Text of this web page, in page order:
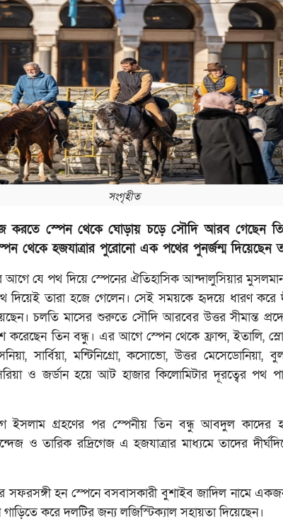
সংগৃহীত
করতে স্পেন থেকে ঘোড়ায় চড়ে সৌদি আরব গেছেন
থেকে হজযাত্রার পুরোনো এক পথের পুনর্জন্ম দিয়েছেন
আগে যে পথ দিয়ে স্পেনের ঐতিহাসিক আন্দালুসিয়ার
দিয়েই তারা হজে গেলেন। সেই সময়কে হৃদয়ে ধারণ করে
চলতি মাসের শুরুতে সৌদি আরবের উত্তর সীমান্ত
করেছেন তিন বন্ধু। এর আগে স্পেন থেকে ফ্রান্স, ইতালি,
সার্বিয়া, মন্টিনিগ্রো, কসোভো, উত্তর মেসেডোনিয়া,
ও জর্ডান হয়ে আট হাজার কিলোমিটার দূরত্বের পথ
গ্রহণের পর স্পেনীয় তিন বন্ধু আবদুল কাদের
ও তারিক রদ্রিগেজ এ হজযাত্রার মাধ্যমে তাদের
সফরসঙ্গী হন স্পেনে বসবাসকারী বুশাইব জাদিল নামে একজন
গাড়িতে করে দলটির জন্য লজিস্টিক্যাল সহায়তা দিয়েছেন।